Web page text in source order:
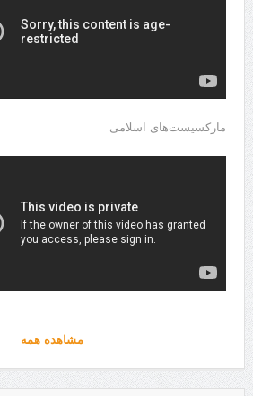
مارکسیست‌های اسلامی
مشاهده همه